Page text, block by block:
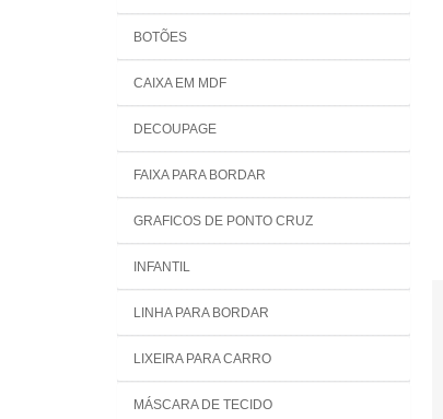
BOTÕES
CAIXA EM MDF
DECOUPAGE
FAIXA PARA BORDAR
GRAFICOS DE PONTO CRUZ
INFANTIL
LINHA PARA BORDAR
LIXEIRA PARA CARRO
MÁSCARA DE TECIDO